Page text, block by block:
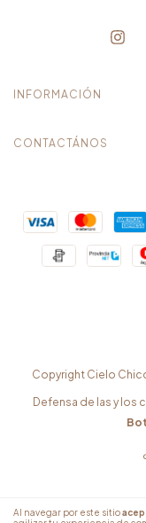
Al navegar por este sitio
INFORMACIÓN
CONTACTÁNOS
Copyright Cielo
Defensa de las y los